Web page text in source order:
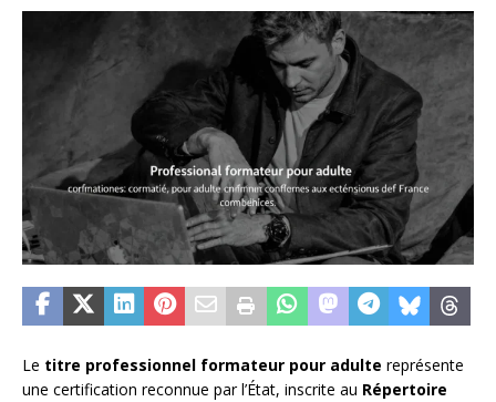
Le titre professionnel formateur pour adulte représente
une certification reconnue par l’État, inscrite au Répertoire